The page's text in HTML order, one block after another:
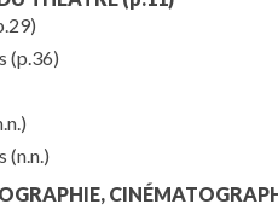
(p.36)
(n.n.)